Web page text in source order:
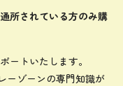
所されている方のみ購
ートいたします。
ーゾーンの専門知識が